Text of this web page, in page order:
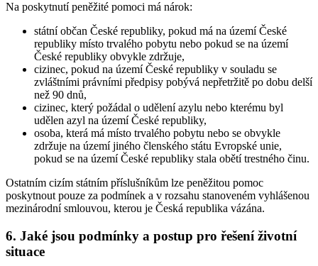
Na poskytnutí peněžité pomoci má nárok:
státní občan České republiky, pokud má na území České
republiky místo trvalého pobytu nebo pokud se na území
České republiky obvykle zdržuje,
cizinec, pokud na území České republiky v souladu se
zvláštními právními předpisy pobývá nepřetržitě po dobu delší
než 90 dnů,
cizinec, který požádal o udělení azylu nebo kterému byl
udělen azyl na území České republiky,
osoba, která má místo trvalého pobytu nebo se obvykle
zdržuje na území jiného členského státu Evropské unie,
pokud se na území České republiky stala obětí trestného činu.
Ostatním cizím státním příslušníkům lze peněžitou pomoc
poskytnout pouze za podmínek a v rozsahu stanoveném vyhlášenou
mezinárodní smlouvou, kterou je Česká republika vázána.
6. Jaké jsou podmínky a postup pro řešení životní
situace